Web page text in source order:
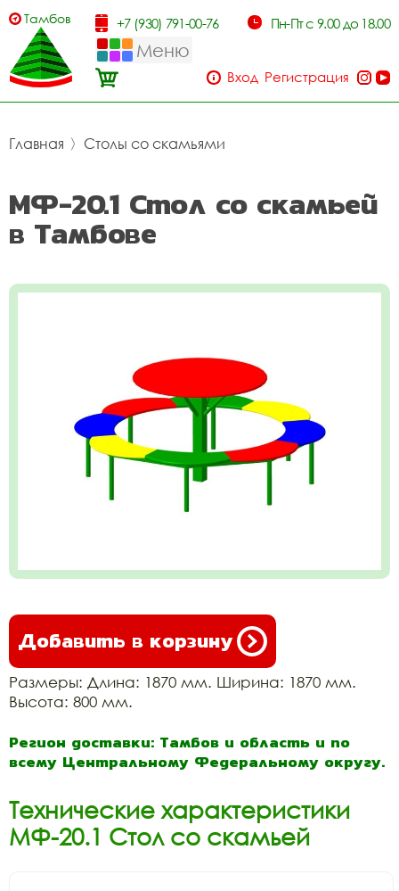
Тамбов +7 (930) 791-00-76 Пн-Пт с 9.00 до 18.00
Меню
Вход Регистрация
Главная 〉 Столы со скамьями
МФ-20.1 Стол со скамьей
в Тамбове
Добавить в корзину
Размеры: Длина: 1870 мм. Ширина: 1870 мм.
Высота: 800 мм.
Регион доставки: Тамбов и область и по
всему Центральному Федеральному округу.
Технические характеристики
МФ-20.1 Стол со скамьей